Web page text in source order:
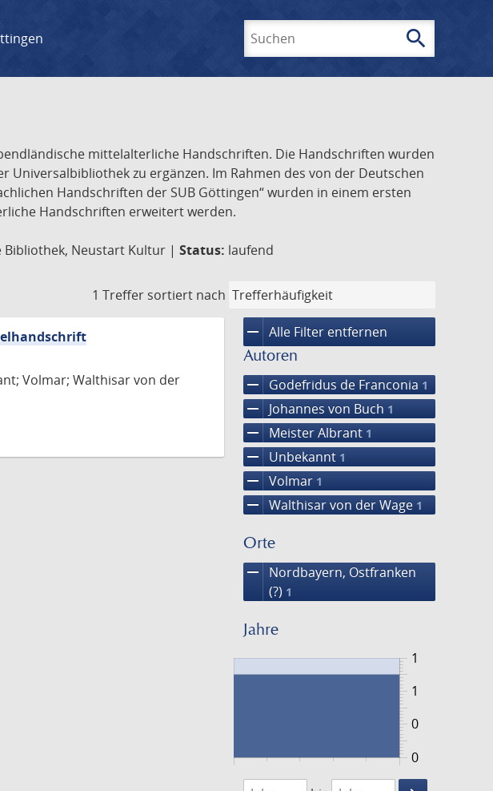
search
mittelalterliche Handschriften. Die Handschriften wurden
zu ergänzen. Im Rahmen des von der Deutschen
Handschriften der SUB Göttingen“ wurden in einem ersten
Handschriften erweitert werden.
Neustart Kultur | Status: laufend
1 Treffer sortiert nach
remove Alle Filter entfernen
Autoren
remove Godefridus de Franconia 1
remove Johannes von Buch 1
remove Meister Albrant 1
remove Unbekannt 1
remove Volmar 1
remove Walthisar von der Wage 1
Orte
remove
Nordbayern, Ostfranken
(?) 1
Jahre
0
1
0
1
1474
1475
Volmar; Walthisar von der